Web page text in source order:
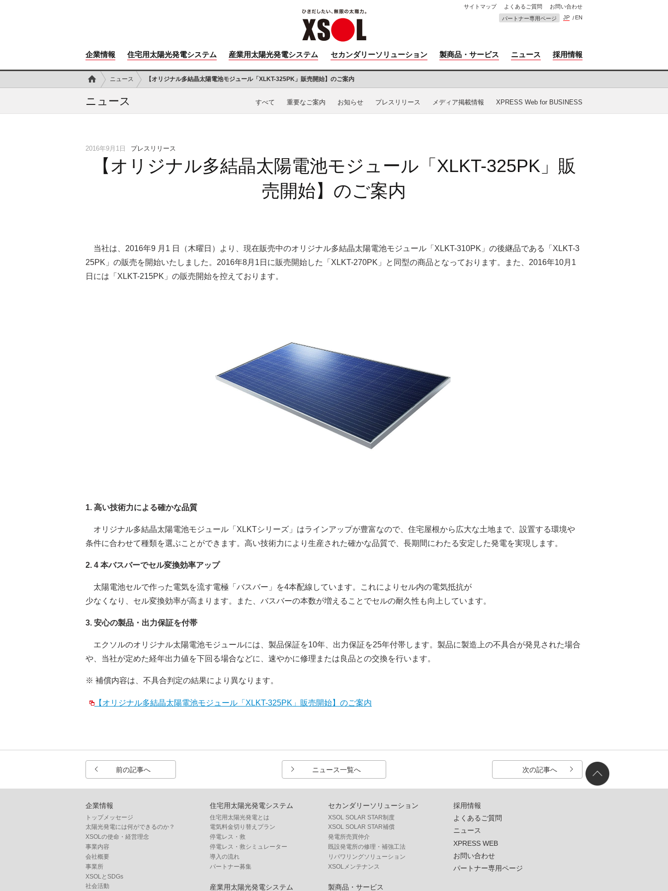
企業情報 住宅用太陽光発電システム 産業用太陽光発電システム セカンダリーソリューション 製商品・サービス ニュース 採用情報
サイトマップ よくあるご質問
お問い合わせ
パートナー専用ページ
JP EN
ニュース 【オリジナル多結晶太陽電池モジュール「XLKT-325PK」販売開始】のご案内
ニュース すべて 重要なご案内 お知らせ プレスリリース メディア掲載情報 XPRESS Web for BUSINESS
2016年9月1日 プレスリリース
【オリジナル多結晶太陽電池モジュール「XLKT-325PK」販
売開始】のご案内
当社は、2016年9 月1 日（木曜日）より、現在販売中のオリジナル多結晶太陽電池モジュール「XLKT-310PK」の後継品である「XLKT-3
25PK」の販売を開始いたしました。2016年8月1日に販売開始した「XLKT-270PK」と同型の商品となっております。また、2016年10月1
日には「XLKT-215PK」の販売開始を控えております。
1. 高い技術力による確かな品質
オリジナル多結晶太陽電池モジュール「XLKTシリーズ」はラインアップが豊富なので、住宅屋根から広大な土地まで、設置する環境や
条件に合わせて種類を選ぶことができます。高い技術力により生産された確かな品質で、長期間にわたる安定した発電を実現します。
2. 4 本バスバーでセル変換効率アップ
太陽電池セルで作った電気を流す電極「バスバー」を4本配線しています。これによりセル内の電気抵抗が
少なくなり、セル変換効率が高まります。また、バスバーの本数が増えることでセルの耐久性も向上しています。
3. 安心の製品・出力保証を付帯
エクソルのオリジナル太陽電池モジュールには、製品保証を10年、出力保証を25年付帯します。製品に製造上の不具合が発見された場合
や、当社が定めた経年出力値を下回る場合などに、速やかに修理または良品との交換を行います。
※ 補償内容は、不具合判定の結果により異なります。
【オリジナル多結晶太陽電池モジュール「XLKT-325PK」販売開始】のご案内
前の記事へ ニュース一覧へ 次の記事へ
企業情報
トップメッセージ
太陽光発電には何ができるのか？
XSOLの使命・経営理念
事業内容
会社概要
事業所
XSOLとSDGs
社会活動
住宅用太陽光発電システム
住宅用太陽光発電とは
電気料金切り替えプラン
停電レス・救
停電レス・救シミュレーター
導入の流れ
パートナー募集
産業用太陽光発電システム
セカンダリーソリューション
XSOL SOLAR STAR制度
XSOL SOLAR STAR補償
発電所売買仲介
既設発電所の修理・補強工法
リパワリングソリューション
XSOLメンテナンス
製商品・サービス
採用情報
よくあるご質問
ニュース
XPRESS WEB
お問い合わせ
パートナー専用ページ